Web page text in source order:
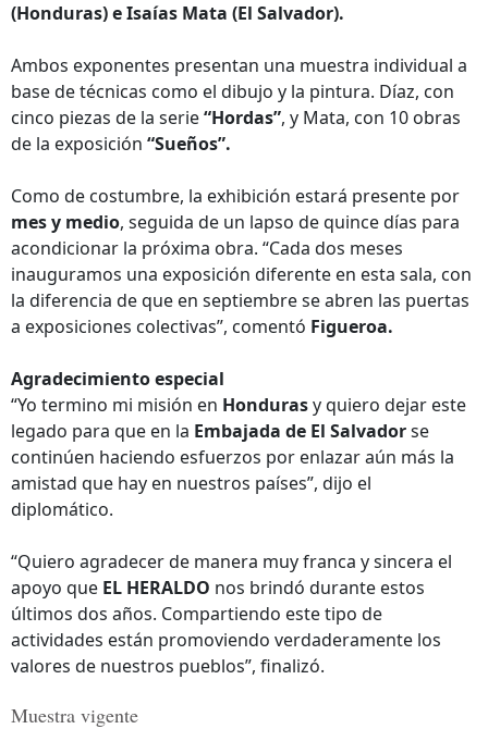
(Honduras) e Isaías Mata (El Salvador).
Ambos exponentes presentan una muestra individual a
base de técnicas como el dibujo y la pintura. Díaz, con
cinco piezas de la serie“Hordas”, y Mata, con 10 obras
de la exposición “Sueños”.
Como de costumbre, la exhibición estará presente por
mes y medio, seguida de un lapso de quince días para
acondicionar la próxima obra. “Cada dos meses
inauguramos una exposición diferente en esta sala, con
la diferencia de que en septiembre se abren las puertas
a exposiciones colectivas”, comentó Figueroa.
Agradecimiento especial
“Yo termino mi misión en Hondurasy quiero dejar este
legado para que en la Embajada de El Salvadorse
continúen haciendo esfuerzos por enlazar aún más la
amistad que hay en nuestros países”, dijo el
diplomático.
“Quiero agradecer de manera muy franca y sincera el
apoyo que EL HERALDO nos brindó durante estos
últimos dos años. Compartiendo este tipo de
actividades están promoviendo verdaderamente los
valores de nuestros pueblos”, finalizó.
Muestra vigente